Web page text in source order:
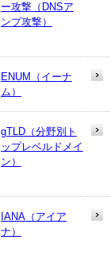
ー攻撃（DNSア
ンプ攻撃）
ENUM（イーナ
ム）
gTLD（分野別ト
ップレベルドメイ
ン）
IANA（アイア
ナ）